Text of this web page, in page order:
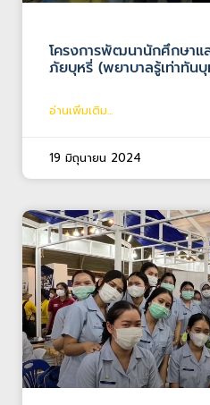
โครงการพัฒนานักศึกษาแ
ภัยบุหรี่ (พยาบาลรู้เท่าทัน
อ่านเพิ่มเติม...
19 มิถุนายน 2024